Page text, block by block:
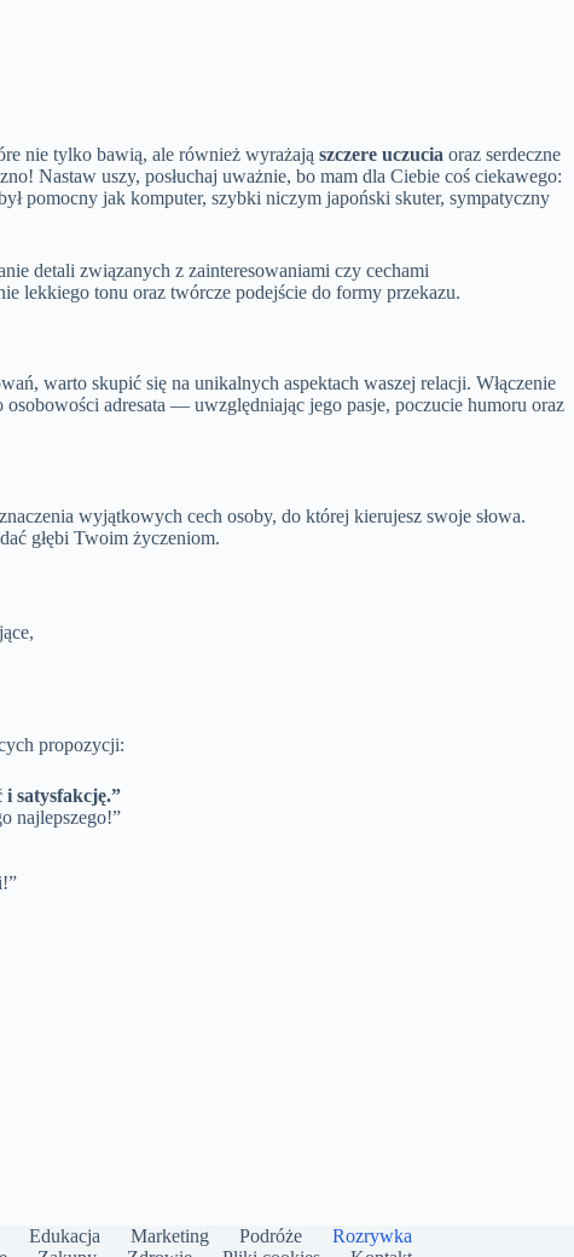
nie tylko bawią, ale również wyrażają szczere uczucia oraz serdeczne
Nastaw uszy, posłuchaj uważnie, bo mam dla Ciebie coś ciekawego:
pomocny jak komputer, szybki niczym japoński skuter, sympatyczny
detali związanych z zainteresowaniami czy cechami
lekkiego tonu oraz twórcze podejście do formy przekazu.
warto skupić się na unikalnych aspektach waszej relacji. Włączenie
adresata — uwzględniając jego pasje, poczucie humoru oraz
wyjątkowych cech osoby, do której kierujesz swoje słowa.
głębi Twoim życzeniom.
propozycji:
i satysfakcję.”
najlepszego!”
Edukacja Marketing Podróże
Rozrywka